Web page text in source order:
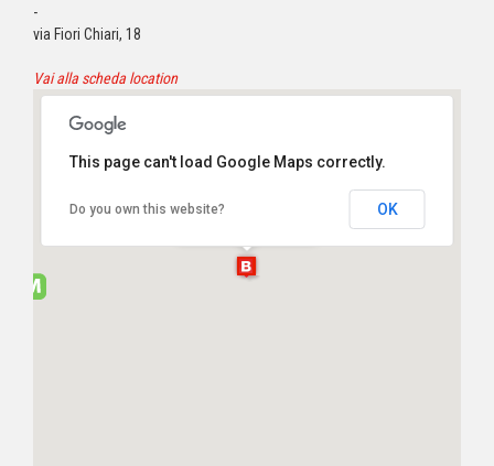
-
via Fiori Chiari, 18
Vai alla scheda location
Showroom Dedar
This page can't load Google Maps correctly.
Do you own this website? OK